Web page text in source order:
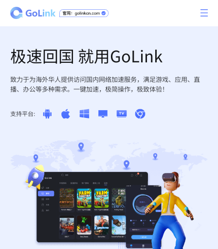
极速回国 就用GoLink
致力于为海外华人提供访问国内网络加速服务，满足游戏、应用、直
播、办公等多种需求。一键加速，极简操作，极致体验！
支持平台: